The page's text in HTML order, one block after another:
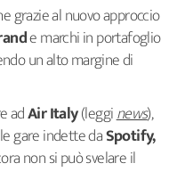
grazie al nuovo approccio
e marchi in portafoglio
un alto margine di
adAir Italy(legginews),
gare indette daSpotify,
non si può svelare il